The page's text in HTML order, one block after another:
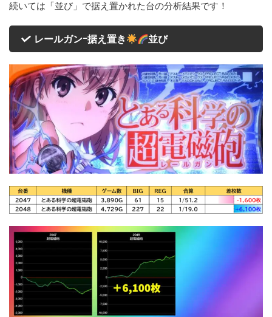
続いては「並び」で据え置かれた台の分析結果です！
レールガンｰ据え置き 並び